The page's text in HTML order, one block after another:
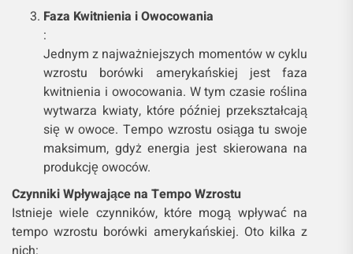
Faza Kwitnienia i Owocowania
:
Jednym z najważniejszych momentów w cyklu
wzrostu borówki amerykańskiej jest faza
kwitnienia i owocowania. W tym czasie roślina
wytwarza kwiaty, które później przekształcają
się w owoce. Tempo wzrostu osiąga tu swoje
maksimum, gdyż energia jest skierowana na
produkcję owoców.
Czynniki Wpływające na Tempo Wzrostu
Istnieje wiele czynników, które mogą wpływać na
tempo wzrostu borówki amerykańskiej. Oto kilka z